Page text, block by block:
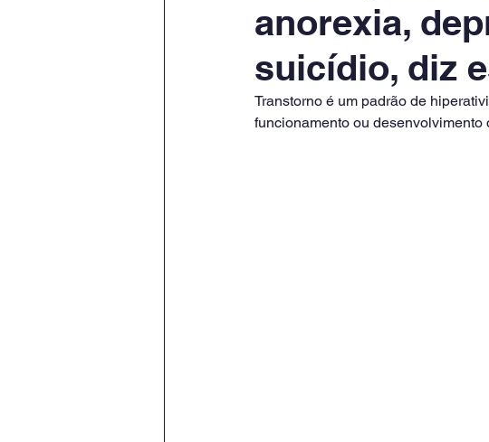
anorexia,
suicídio, diz
Transtorno é um padrão de
funcionamento ou desenvolvimento